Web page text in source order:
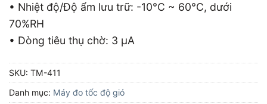
• Nhiệt độ/Độ ẩm lưu trữ: -10°C ~ 60°C, dưới
70%RH
• Dòng tiêu thụ chờ: 3 μA
SKU: TM-411
Danh mục: Máy đo tốc độ gió